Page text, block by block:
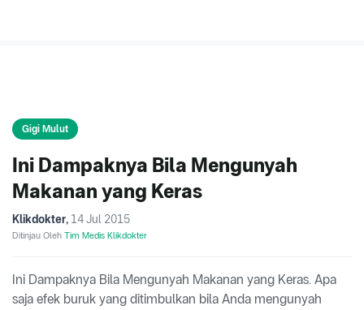
Gigi Mulut
Ini Dampaknya Bila Mengunyah
Makanan yang Keras
Klikdokter, 14 Jul 2015
Ditinjau Oleh Tim Medis Klikdokter
Ini Dampaknya Bila Mengunyah Makanan yang Keras. Apa
saja efek buruk yang ditimbulkan bila Anda mengunyah